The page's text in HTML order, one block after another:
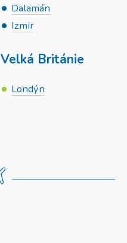
Dalamán
Izmir
Velká Británie
Londýn